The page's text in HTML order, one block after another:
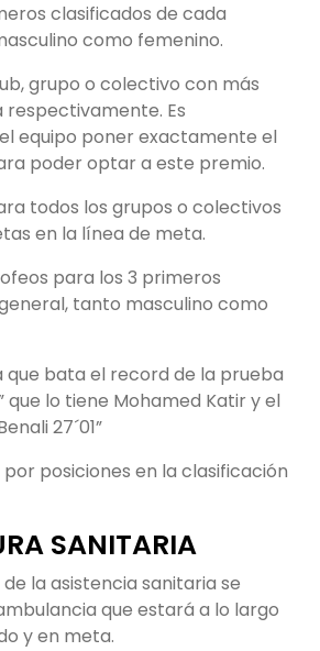
clasificados de cada
como femenino.
grupo o colectivo con más
Es
equipo poner exactamente el
poder optar a este premio.
todos los grupos o colectivos
en la línea de meta.
para los 3 primeros
tanto masculino como
que bata el record de la prueba
que lo tiene Mohamed Katir y el
27´01”
posiciones en la clasificación
SANITARIA
la asistencia sanitaria se
que estará a lo largo
y en meta.